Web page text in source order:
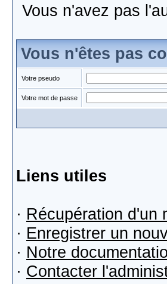
Vous n'avez pas
Vous n'êtes pas
Votre pseudo
Votre mot de passe
Liens utiles
· Récupération d'un
· Enregistrer un
· Notre
· Contacter